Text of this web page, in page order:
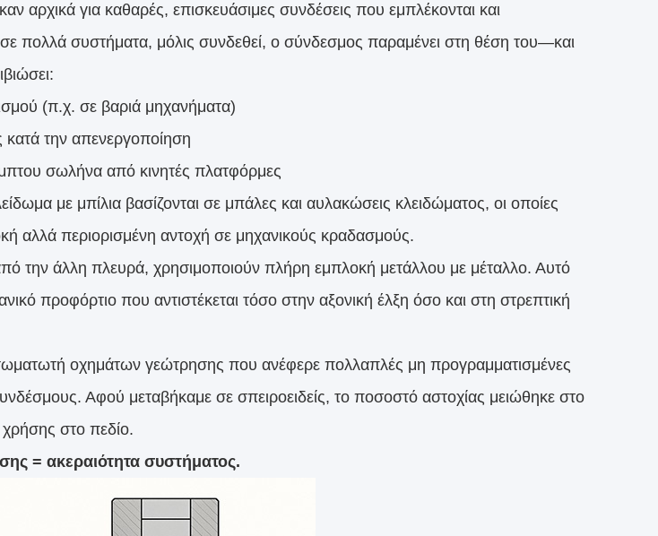
αρχικά για καθαρές, επισκευάσιμες συνδέσεις που εμπλέκονται και
πολλά συστήματα, μόλις συνδεθεί, ο σύνδεσμος παραμένει στη θέση του—και
(π.χ. σε βαριά μηχανήματα)
κατά την απενεργοποίηση
σωλήνα από κινητές πλατφόρμες
με μπίλια βασίζονται σε μπάλες και αυλακώσεις κλειδώματος, οι οποίες
αλλά περιορισμένη αντοχή σε μηχανικούς κραδασμούς.
την άλλη πλευρά, χρησιμοποιούν πλήρη εμπλοκή μετάλλου με μέταλλο. Αυτό
προφόρτιο που αντιστέκεται τόσο στην αξονική έλξη όσο και στη στρεπτική
οχημάτων γεώτρησης που ανέφερε πολλαπλές μη προγραμματισμένες
Αφού μεταβήκαμε σε σπειροειδείς, το ποσοστό αστοχίας μειώθηκε στο
στο πεδίο.
= ακεραιότητα συστήματος.